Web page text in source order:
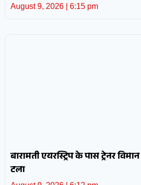
August 9, 2026 6:15 pm
बारामती एयरस्ट्रिप के पास ट्रेनर
टला